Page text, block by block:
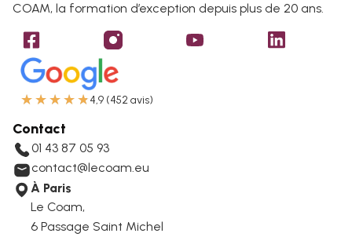
COAM, la formation d’exception depuis plus de 20 ans.
★ ★ ★ ★ ★4,9 (452 avis)
Contact
01 43 87 05 93
contact@lecoam.eu
À Paris
Le Coam,
6 Passage Saint Michel